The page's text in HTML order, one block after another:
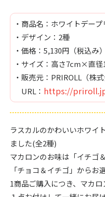
・商品名：ホワイトデー
・デザイン：2種
・価格：5,130円（税込み）
・サイズ：高さ7cm×直径
・販売元：PRIROLL（株式
URL： https://
ラスカルのかわいいホワイ
ました(全2種)
マカロンのお味は「イチゴ
「チョコ＆イチゴ」から
1商品ご購入につき、マカ